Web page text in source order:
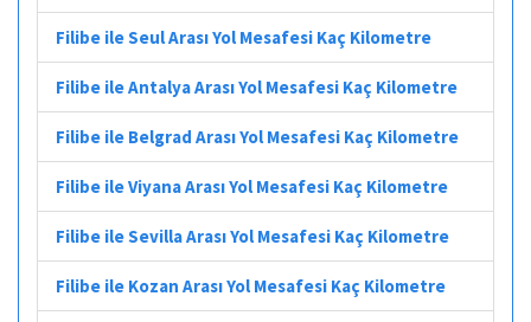
Filibe ile Seul Arası Yol Mesafesi Kaç Kilometre
Filibe ile Antalya Arası Yol Mesafesi Kaç Kilometre
Filibe ile Belgrad Arası Yol Mesafesi Kaç Kilometre
Filibe ile Viyana Arası Yol Mesafesi Kaç Kilometre
Filibe ile Sevilla Arası Yol Mesafesi Kaç Kilometre
Filibe ile Kozan Arası Yol Mesafesi Kaç Kilometre